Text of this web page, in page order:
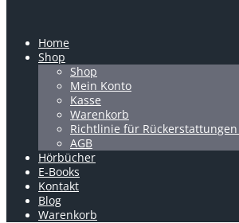
Home
Shop
Shop
Mein Konto
Kasse
Warenkorb
Richtlinie für
AGB
Hörbücher
E-Books
Kontakt
Blog
Warenkorb